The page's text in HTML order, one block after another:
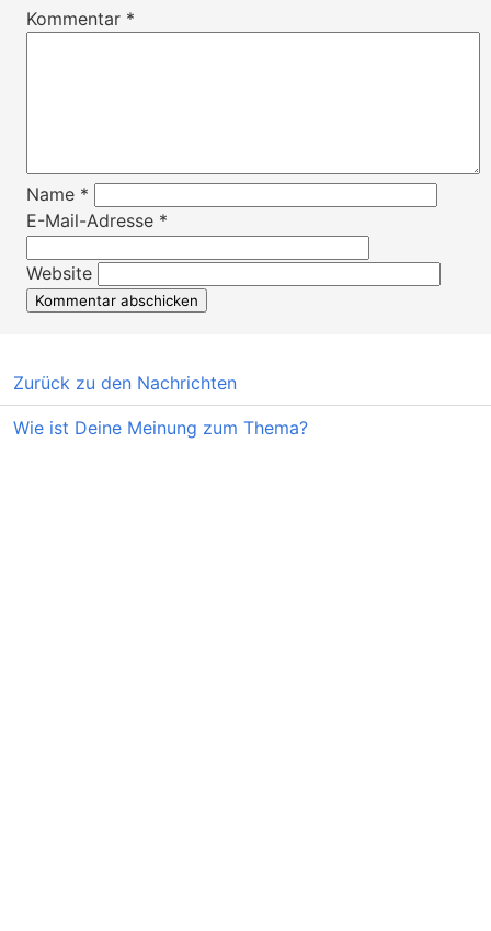
Kommentar *
Name *
E-Mail-Adresse *
Website
Zurück zu den Nachrichten
Wie ist Deine Meinung zum Thema?